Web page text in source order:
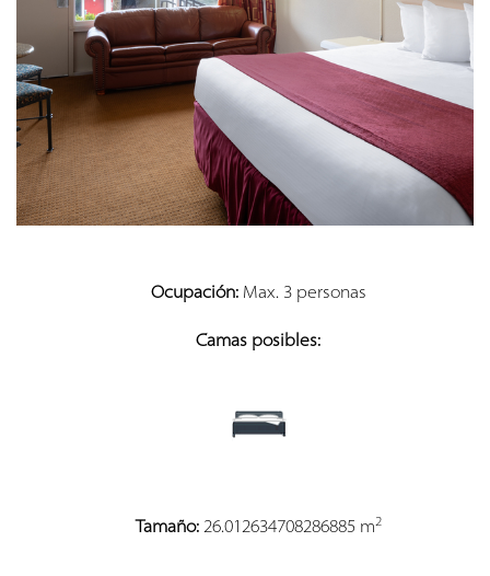
Ocupación:Max. 3 personas
Camas posibles:
Tamaño:26.012634708286885 m2